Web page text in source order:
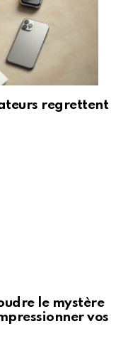
regrettent
le mystère
vos